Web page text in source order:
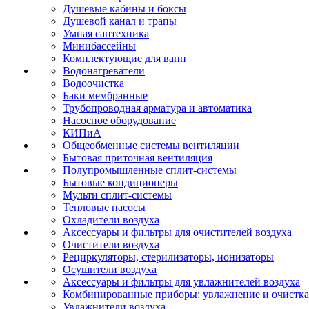
Душевые кабины и боксы
Душевой канал и трапы
Умная сантехника
Минибассейны
Комплектующие для ванн
Водонагреватели
Водоочистка
Баки мембранные
Трубопроводная арматура и автоматика
Насосное оборудование
КИПиА
Общеобменные системы вентиляции
Бытовая приточная вентиляция
Полупромышленные сплит-системы
Бытовые кондиционеры
Мульти сплит-системы
Тепловые насосы
Охладители воздуха
Аксессуары и фильтры для очистителей воздуха
Очистители воздуха
Рециркуляторы, стерилизаторы, ионизаторы
Осушители воздуха
Аксессуары и фильтры для увлажнителей воздуха
Комбинированные приборы: увлажнение и очистка
Увлажнители воздуха